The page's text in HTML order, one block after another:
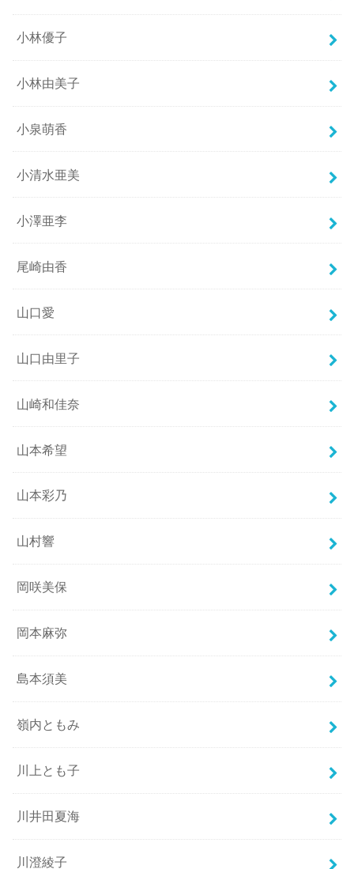
小林優子
小林由美子
小泉萌香
小清水亜美
小澤亜李
尾崎由香
山口愛
山口由里子
山崎和佳奈
山本希望
山本彩乃
山村響
岡咲美保
岡本麻弥
島本須美
嶺内ともみ
川上とも子
川井田夏海
川澄綾子